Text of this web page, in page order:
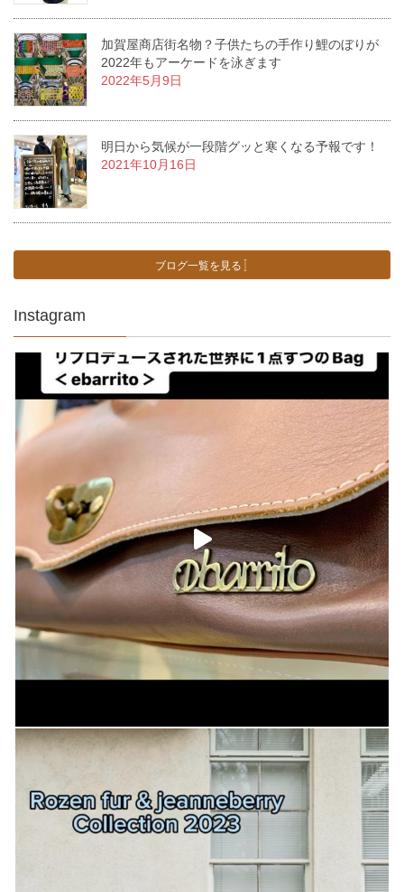
加賀屋商店街名物？子供たちの手作り鯉のぼりが
2022年もアーケードを泳ぎます
2022年5月9日
明日から気候が一段階グッと寒くなる予報です！
2021年10月16日
ブログ一覧を見る
Instagram